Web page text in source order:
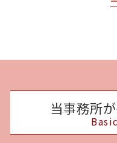
当事務所